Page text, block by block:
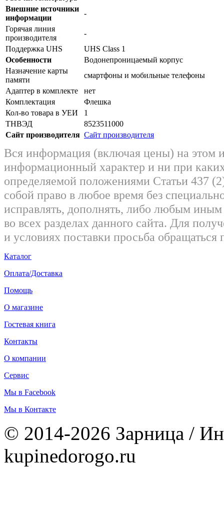
Внешние источники
информации
-
Горячая линия
производителя
-
Поддержка UHS
UHS Class 1
Особенности
Водонепроницаемый корпус
Назначение карты
памяти
смартфоны и мобильные телефоны
Адаптер в комплекте
нет
Комплектация
Флешка
Кол-во товара в УЕИ
1
ТНВЭД
8523511000
Сайт производителя Сайт производителя
Вся информация (включая цены) на этом
информационный характер и ни при
определяемой положениями Статьи 437
собой право в любое время без
исправлять, дополнять, либо любым
во всех разделах данного сайта. Для
и условиях поставки просьба
Каталог
Оплата/Доставка
Помощь
О магазине
Гостевая книга
Контакты
О компании
Сервис
Мы в Facebook
Мы в Контакте
© 2014-2026 Зарница /
kupinedorogo.ru